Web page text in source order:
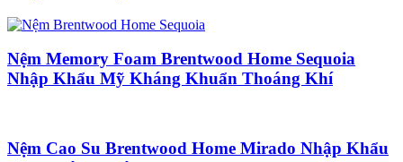
Nệm Memory Foam Brentwood Home Sequoia
Nhập Khẩu Mỹ Kháng Khuẩn Thoáng Khí
Nệm Cao Su Brentwood Home Mirado Nhập Khẩu